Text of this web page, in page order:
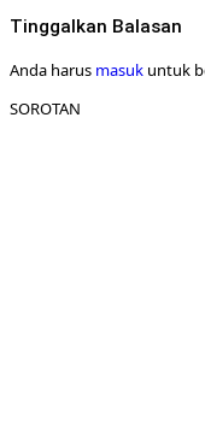
Tinggalkan Balasan
Anda harus masuk untuk
SOROTAN